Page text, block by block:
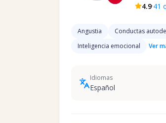
4.9·41
Angustia Conductas
Inteligencia emocional
Ver
Idiomas
Español